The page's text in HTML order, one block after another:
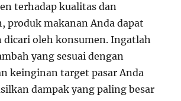
terhadap kualitas dan
produk makanan Anda dapat
dicari oleh konsumen. Ingatlah
yang sesuai dengan
keinginan target pasar Anda
dampak yang paling besar